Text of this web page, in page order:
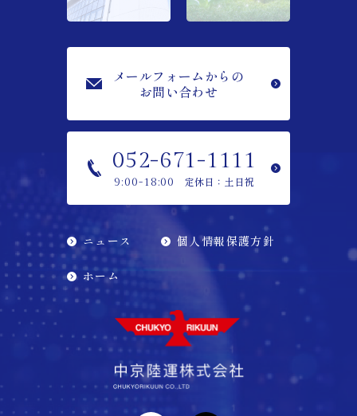
メールフォームからの
お問い合わせ
052-671-1111
9:00-18:00 定休日：土日祝
ニュース 個人情報保護方針
ホーム